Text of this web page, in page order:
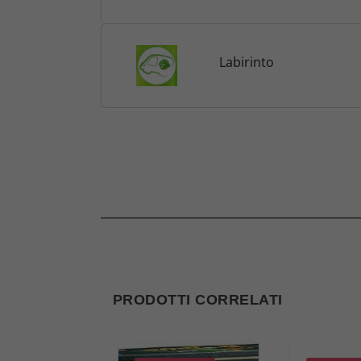
Labirinto
PRODOTTI CORRELATI